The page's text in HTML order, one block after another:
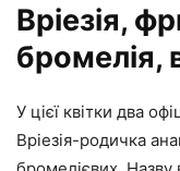
Вріезія,
бромелія,
У цієї квітки два
Вріезія-родичка